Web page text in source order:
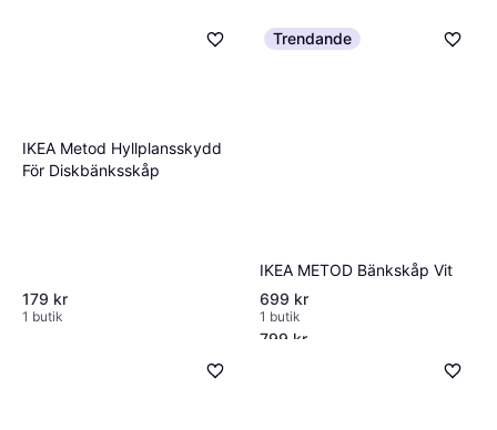
IKEA Havstorp Täcksida
Beige
Kökslucka & Lådfront
799 kr
IKEA Metod Hyllplansskydd
För Diskbänksskåp
179 kr
1 butik
Trendande
IKEA METOD Bänkskåp Vit
699 kr
1 butik
resten av ditt hem.
medan laminat erbjuder ett prisvärt alternativ.
Rostfritt stål är populärt för sin hållbarhet och